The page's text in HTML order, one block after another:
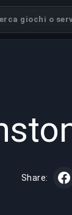
giochi o
Share: